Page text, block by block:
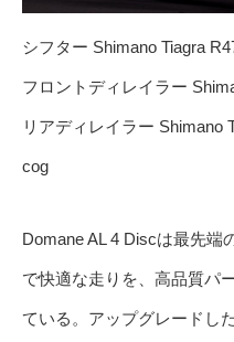
シフター Shimano Tiagra
フロントディレイラー
リアディレイラー Shimano
cog
Domane AL 4 Discは最先端
で快適な走りを、高品質パ
ている。アップグレードし